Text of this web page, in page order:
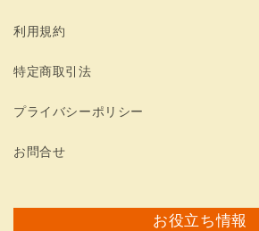
利用規約
特定商取引法
プライバシーポリシー
お問合せ
お役立ち情報